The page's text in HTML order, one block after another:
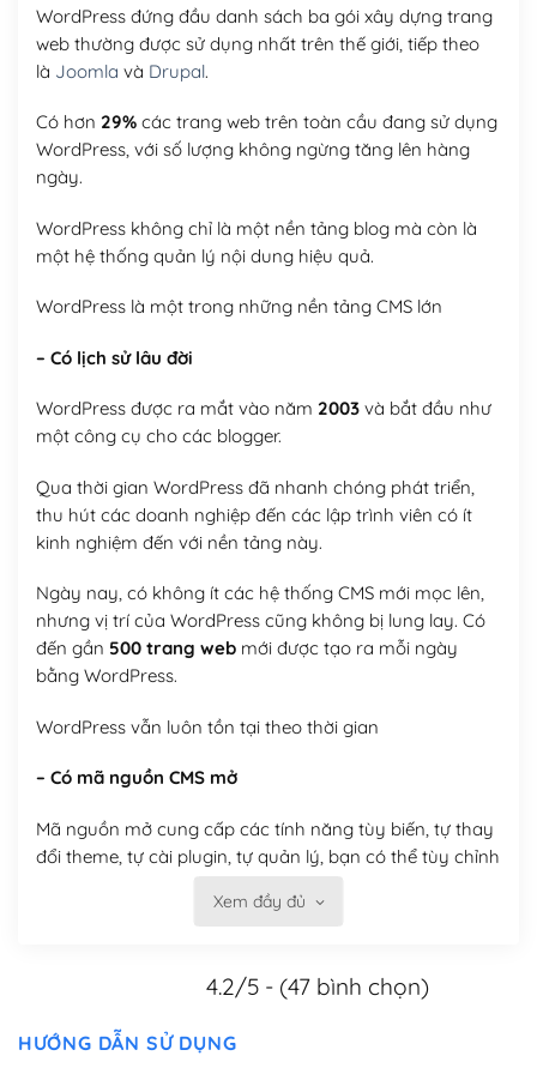
WordPress đứng đầu danh sách ba gói xây dựng trang
web thường được sử dụng nhất trên thế giới, tiếp theo
là Joomla và Drupal.
Có hơn 29%các trang web trên toàn cầu đang sử dụng
WordPress, với số lượng không ngừng tăng lên hàng
ngày.
WordPress không chỉ là một nền tảng blog mà còn là
một hệ thống quản lý nội dung hiệu quả.
WordPress là một trong những nền tảng CMS lớn
– Có lịch sử lâu đời
WordPress được ra mắt vào năm 2003và bắt đầu như
một công cụ cho các blogger.
Qua thời gian WordPress đã nhanh chóng phát triển,
thu hút các doanh nghiệp đến các lập trình viên có ít
kinh nghiệm đến với nền tảng này.
Ngày nay, có không ít các hệ thống CMS mới mọc lên,
nhưng vị trí của WordPress cũng không bị lung lay. Có
đến gần 500 trang webmới được tạo ra mỗi ngày
bằng WordPress.
WordPress vẫn luôn tồn tại theo thời gian
– Có mã nguồn CMS mở
Mã nguồn mở cung cấp các tính năng tùy biến, tự thay
đổi theme, tự cài plugin, tự quản lý, bạn có thể tùy chỉnh
Có thể tùy biến trên website WordPress
Xem đầy đủ
4.2/5 - (47 bình chọn)
HƯỚNG DẪN SỬ DỤNG